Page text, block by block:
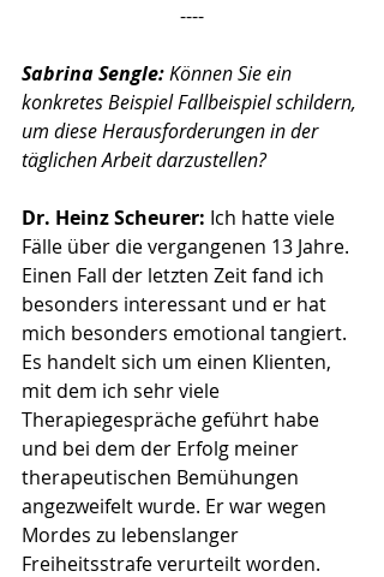
----
Sabrina Sengle: Können Sie ein
konkretes Beispiel Fallbeispiel schildern,
um diese Herausforderungen in der
täglichen Arbeit darzustellen?
Dr. Heinz Scheurer: Ich hatte viele
Fälle über die vergangenen 13 Jahre.
Einen Fall der letzten Zeit fand ich
besonders interessant und er hat
mich besonders emotional tangiert.
Es handelt sich um einen Klienten,
mit dem ich sehr viele
Therapiegespräche geführt habe
und bei dem der Erfolg meiner
therapeutischen Bemühungen
angezweifelt wurde. Er war wegen
Mordes zu lebenslanger
Freiheitsstrafe verurteilt worden.